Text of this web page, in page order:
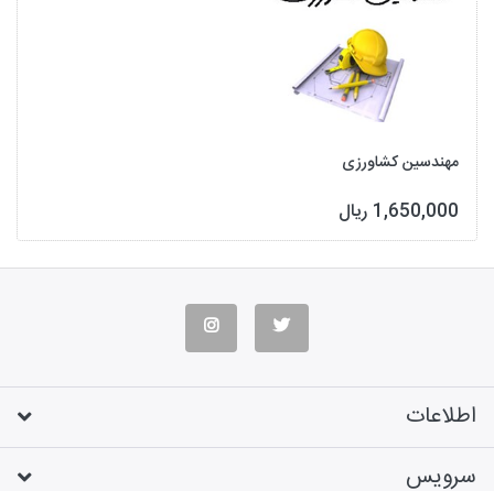
مهندسین کشاورزی
1,650,000 ریال
اطلاعات
سرویس